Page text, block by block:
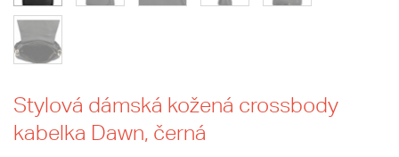
Stylová dámská kožená crossbody
kabelka Dawn, černá